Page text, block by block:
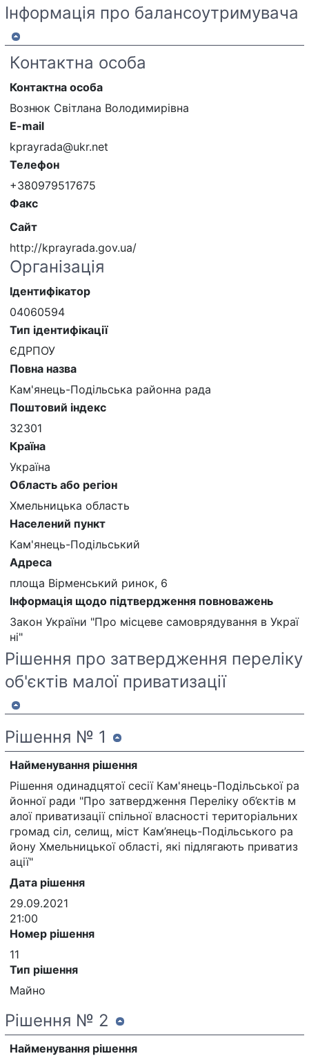
Інформація про балансоутримувача
Контактна особа
Контактна особа
Вознюк Світлана Володимирівна
E-mail
kprayrada@ukr.net
Телефон
+380979517675
Факс
Сайт
http://kprayrada.gov.ua/
Організація
Ідентифікатор
04060594
Тип ідентифікації
ЄДРПОУ
Повна назва
Кам'янець-Подільська районна рада
Поштовий індекс
32301
Країна
Україна
Область або регіон
Хмельницька область
Населений пункт
Кам'янець-Подільський
Адреса
площа Вірменський ринок, 6
Інформація щодо підтвердження повноважень
Закон України "Про місцеве самоврядування в Украї
ні"
Рішення про затвердження переліку
об'єктів малої приватизації
Рішення № 1
Найменування рішення
Рішення одинадцятої сесії Кам'янець-Подільської ра
йонної ради "Про затвердження Переліку об’єктів м
алої приватизації спільної власності територіальних
громад сіл, селищ, міст Кам’янець-Подільського ра
йону Хмельницької області, які підлягають приватиз
ації"
Дата рішення
29.09.2021
21:00
Номер рішення
11
Тип рішення
Майно
Рішення № 2
Найменування рішення